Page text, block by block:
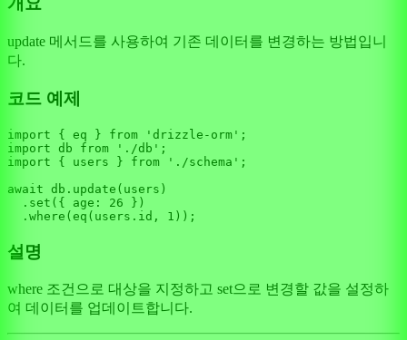
update 메서드를 사용하여 기존 데이터를 변경하는 방법입니
다.
코드 예제
import { eq } from 'drizzle-orm'
import db from './db'
import { users } from './schema' ;
await db. update (users)
  .
set ({ age : 26 })
  .
where ( eq (users. id , 1
설명
where 조건으로 대상을 지정하고 set으로 변경할 값을 설정하
여 데이터를 업데이트합니다.